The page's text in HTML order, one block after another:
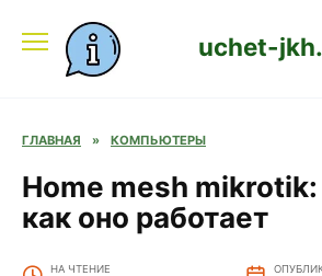
содержанию
uchet-
ГЛАВНАЯ » КОМПЬЮТЕРЫ
Home mesh mikrotik:
как оно работает
НА ЧТЕНИЕ